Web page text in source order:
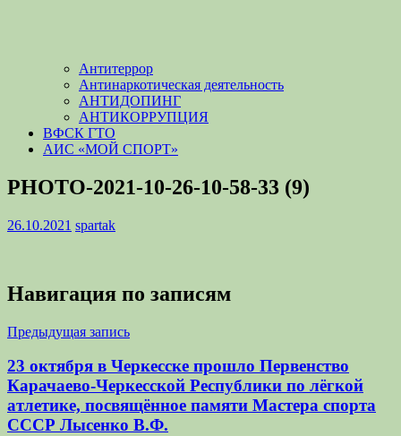
Антитеррор
Антинаркотическая деятельность
АНТИДОПИНГ
АНТИКОРРУПЦИЯ
ВФСК ГТО
АИС «МОЙ СПОРТ»
PHOTO-2021-10-26-10-58-33 (9)
26.10.2021 spartak
Навигация по записям
Предыдущая запись
23 октября в Черкесске прошло Первенство
Карачаево-Черкесской Республики по лёгкой
атлетике, посвящённое памяти Мастера спорта
СССР Лысенко В.Ф.